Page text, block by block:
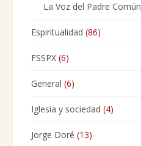
La Voz del Padre Común
Espiritualidad (86)
FSSPX (6)
General (6)
Iglesia y sociedad (4)
Jorge Doré (13)